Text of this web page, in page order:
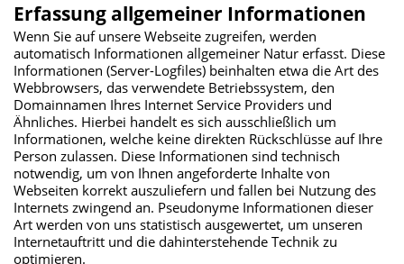
Erfassung allgemeiner Informationen
Wenn Sie auf unsere Webseite zugreifen, werden
automatisch Informationen allgemeiner Natur erfasst. Diese
Informationen (Server-Logfiles) beinhalten etwa die Art des
Webbrowsers, das verwendete Betriebssystem, den
Domainnamen Ihres Internet Service Providers und
Ähnliches. Hierbei handelt es sich ausschließlich um
Informationen, welche keine direkten Rückschlüsse auf Ihre
Person zulassen. Diese Informationen sind technisch
notwendig, um von Ihnen angeforderte Inhalte von
Webseiten korrekt auszuliefern und fallen bei Nutzung des
Internets zwingend an. Pseudonyme Informationen dieser
Art werden von uns statistisch ausgewertet, um unseren
Internetauftritt und die dahinterstehende Technik zu
optimieren.